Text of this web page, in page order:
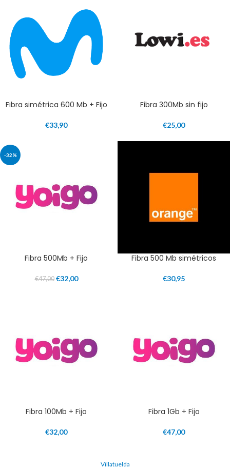
Fibra simétrica 600 Mb + Fijo
€33,90
Fibra 300Mb sin fijo
€25,00
-32%
Fibra 500Mb + Fijo
€47,00 €32,00
Fibra 500 Mb simétricos
€30,95
Fibra 100Mb + Fijo
€32,00
Fibra 1Gb + Fijo
€47,00
Villatuelda